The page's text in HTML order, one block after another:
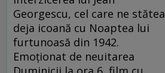
Georgescu, cel care ne stătea
deja icoană cu Noaptea lui
furtunoasă din 1942.
Emoţionat de neuitarea